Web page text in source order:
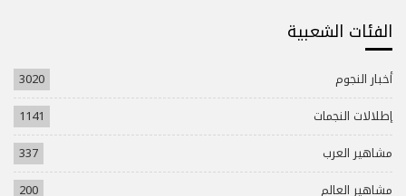
الفئات الشعبية
أخبار النجوم
3020
إطلالات النجمات
1141
مشاهير العرب
337
مشاهير العالم
200